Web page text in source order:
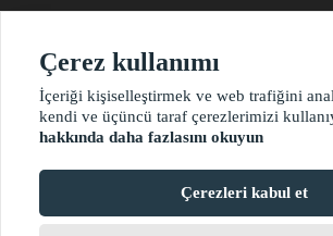
Adres E-posta
?2021 waimaoniu.net
Çerez kullanımı
İçeriği kişiselleştirmek ve web trafiğini
kendi ve üçüncü taraf çerezlerimizi
hakkında daha fazlasını okuyun
Çerezleri kabul et